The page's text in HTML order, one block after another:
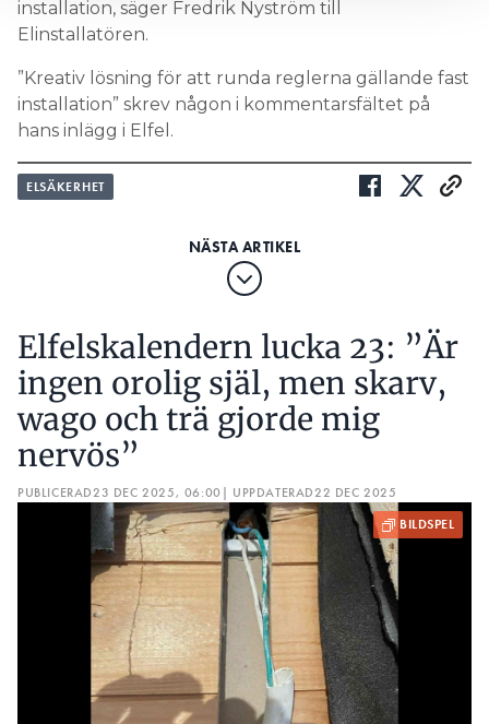
installation, säger Fredrik Nyström till
Elinstallatören.
”Kreativ lösning för att runda reglerna gällande fast
installation” skrev någon i kommentarsfältet på
hans inlägg i Elfel.
ELSÄKERHET
Elfelskalendern lucka 23: ”Är
ingen orolig själ, men skarv,
wago och trä gjorde mig
nervös”
PUBLICERAD23 DEC 2025, 06:00 | UPPDATERAD22 DEC 2025